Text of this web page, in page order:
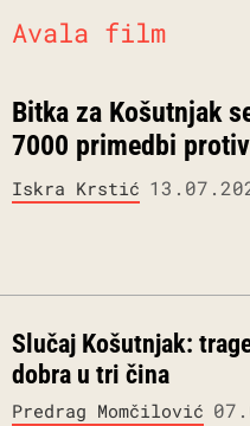
Avala film
Bitka za Košutnjak
7000 primedbi
Iskra Krstić
Slučaj Košutnjak:
dobra u tri čina
Predrag Momčilović